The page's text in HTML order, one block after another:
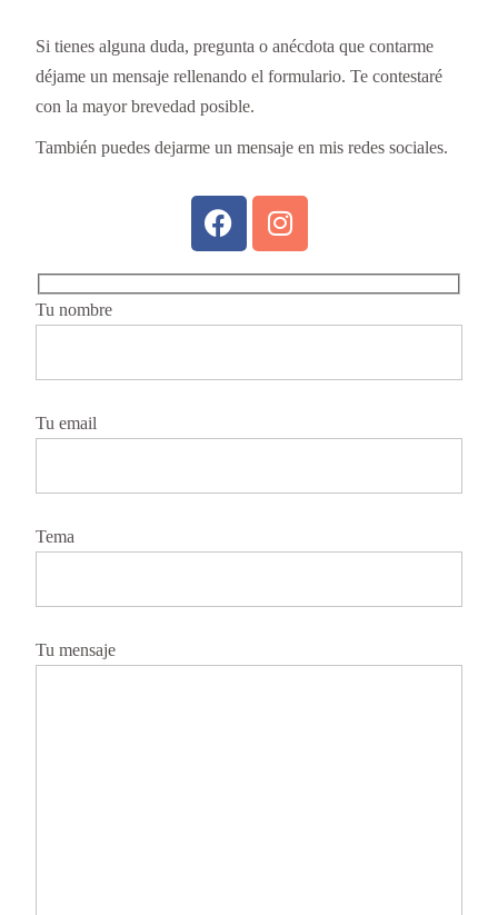
Si tienes alguna duda, pregunta o anécdota que contarme
déjame un mensaje rellenando el formulario. Te contestaré
con la mayor brevedad posible.
También puedes dejarme un mensaje en mis redes sociales.
Tu nombre
Tu email
Tema
Tu mensaje